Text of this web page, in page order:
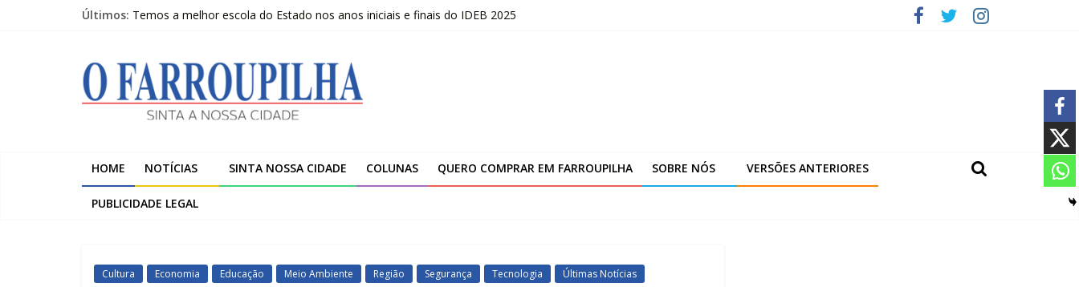
Últimos: Temos a melhor escola do Estado nos anos iniciais e finais do IDEB 2025
A despedida de Heitor Marcelino Arruda
Trombini investe R$ 120 milhões na ampliação da unidade de Farroupilha
O
Farroupilha
Nossa
Cidade
HOME NOTÍCIAS SINTA NOSSA CIDADE COLUNAS QUERO COMPRAR EM FARROUPILHA SOBRE NÓS VERSÕES ANTERIORES
PUBLICIDADE LEGAL
Cultura Economia Educação Meio Ambiente Região Segurança Tecnologia Últimas Notícias